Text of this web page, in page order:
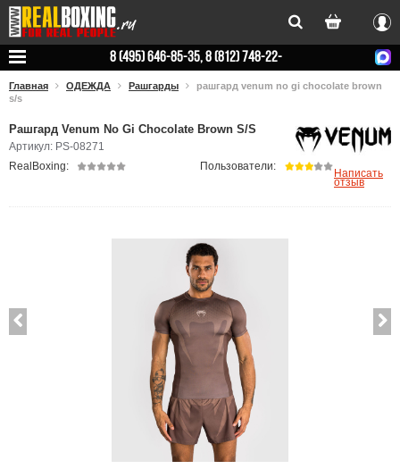
Вход
8 (495) 646-85-35, 8 (812) 748-22-
Главная ОДЕЖДА Рашгарды
рашгард venum no gi chocolate brown
s/s
Рашгард Venum No Gi Chocolate Brown S/S
Артикул: PS-08271
RealBoxing: Пользователи:
Написать
отзыв